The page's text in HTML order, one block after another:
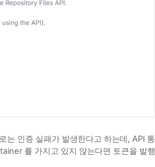
는 인증 실패가 발생한다고 하는데, API 통
를 가지고 있지 않는다면 토큰을 발행